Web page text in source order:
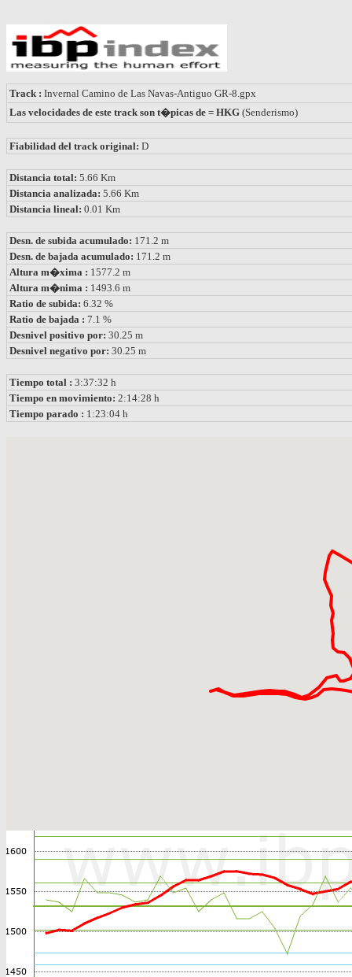
Track : Invernal Camino de Las Navas-Antiguo GR-8.gpx
Las velocidades de este track son t�picas de = HKG (Senderismo)
Fiabilidad del track original: D
Distancia total: 5.66 Km
Distancia analizada: 5.66 Km
Distancia lineal: 0.01 Km
Desn. de subida acumulado: 171.2 m
Desn. de bajada acumulado: 171.2 m
Altura m�xima : 1577.2 m
Altura m�nima : 1493.6 m
Ratio de subida: 6.32 %
Ratio de bajada : 7.1 %
Desnivel positivo por: 30.25 m
Desnivel negativo por: 30.25 m
Tiempo total : 3:37:32 h
Tiempo en movimiento: 2:14:28 h
Tiempo parado : 1:23:04 h